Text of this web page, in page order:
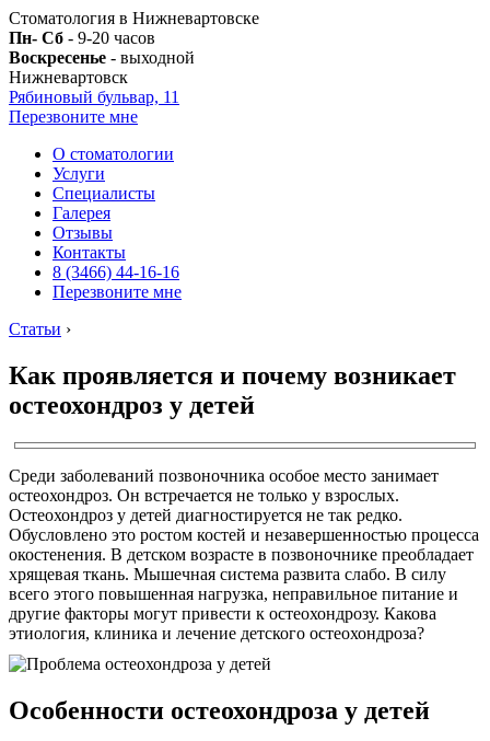
Стоматология в Нижневартовске
Пн- Сб - 9-20 часов
Воскресенье - выходной
Нижневартовск
Рябиновый бульвар, 11
Перезвоните мне
О стоматологии
Услуги
Специалисты
Галерея
Отзывы
Контакты
8 (3466) 44-16-16
Перезвоните мне
Статьи ›
Как проявляется и почему возникает
остеохондроз у детей
Среди заболеваний позвоночника особое место занимает
остеохондроз. Он встречается не только у взрослых.
Остеохондроз у детей диагностируется не так редко.
Обусловлено это ростом костей и незавершенностью процесса
окостенения. В детском возрасте в позвоночнике преобладает
хрящевая ткань. Мышечная система развита слабо. В силу
всего этого повышенная нагрузка, неправильное питание и
другие факторы могут привести к остеохондрозу. Какова
этиология, клиника и лечение детского остеохондроза?
Особенности остеохондроза у детей